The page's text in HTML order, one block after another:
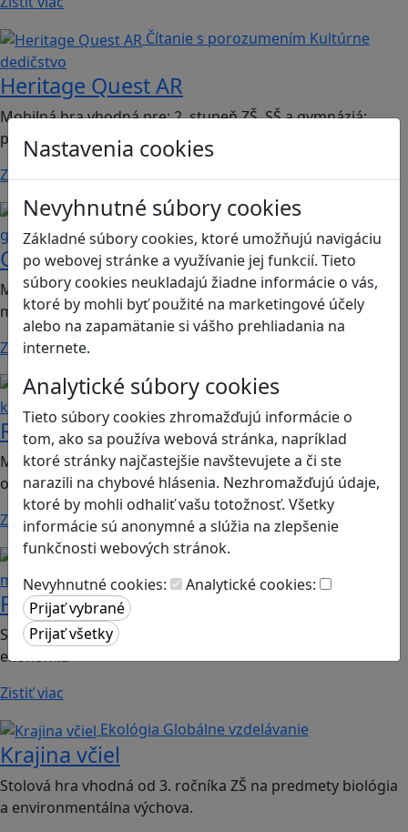
Nastavenia cookies
Nevyhnutné súbory cookies
Základné súbory cookies, ktoré umožňujú navigáciu
po webovej stránke a využívanie jej funkcií. Tieto
súbory cookies neukladajú žiadne informácie o vás,
ktoré by mohli byť použité na marketingové účely
alebo na zapamätanie si vášho prehliadania na
internete.
Analytické súbory cookies
Tieto súbory cookies zhromažďujú informácie o
tom, ako sa používa webová stránka, napríklad
ktoré stránky najčastejšie navštevujete a či ste
narazili na chybové hlásenia. Nezhromažďujú údaje,
ktoré by mohli odhaliť vašu totožnosť. Všetky
informácie sú anonymné a slúžia na zlepšenie
funkčnosti webových stránok.
Nevyhnutné cookies:
Analytické cookies:
Čítanie s porozumením Kultúrne
dedičstvo
Heritage Quest AR
Mobilná hra vhodná pre: 2. stupeň ZŠ, SŠ a gymnáziá;
predmet dejepis.
Zistiť viac
Kritické myslenie
gramotnosť
Chicken Intelligence Agency
Mobilná hra vhodná pre 2. stupeň ZŠ a SŠ; predmety:
mediálna výchova, informatika
Zistiť viac
Ľudské práva a toleranciaSociálne zručnosti a
kooperácia
Romoji
Mobilná hra vhodná pre 2. ročník ZŠ a SŠ; predmety:
občianska náuka, etická výchova.
Zistiť viac
Finančná gramotnosť
myslenie
Finančné príšery
Spoločenská hra vhodná pre 2. stupeň ZŠ a SŠ; predmet:
ekonómia
Zistiť viac
Ekológia Globálne vzdelávanie
Krajina včiel
Stolová hra vhodná od 3. ročníka ZŠ na predmety biológia
a environmentálna výchova.